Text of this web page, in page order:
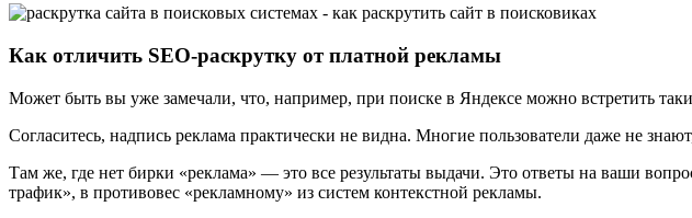
Как отличить SEO-раскрутку от платной рекламы
Может быть вы уже замечали, что, например, при поиске в Яндексе можно встретить
Согласитесь, надпись реклама практически не видна. Многие пользователи даже не
Там же, где нет бирки «реклама» — это все результаты выдачи. Это ответы на ваши
трафик», в противовес «рекламному» из систем контекстной рекламы.